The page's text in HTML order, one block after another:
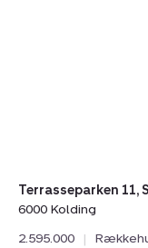
Terrasseparken 11,
6000 Kolding
2.595.000
|